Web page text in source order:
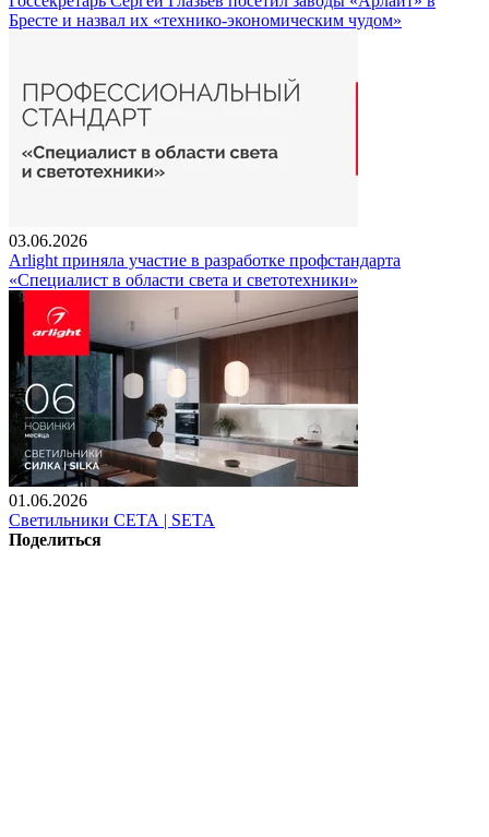
Бресте и назвал их «технико-экономическим чудом»
03.06.2026
Arlight приняла участие в разработке профстандарта
«Специалист в области света и светотехники»
01.06.2026
Светильники СЕТА | SETA
Поделиться